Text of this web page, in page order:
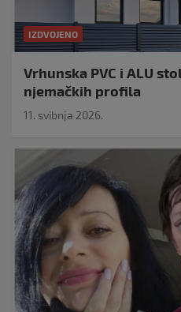
IZDVOJENO
Vrhunska PVC i ALU
njemačkih profila
11. svibnja 2026.